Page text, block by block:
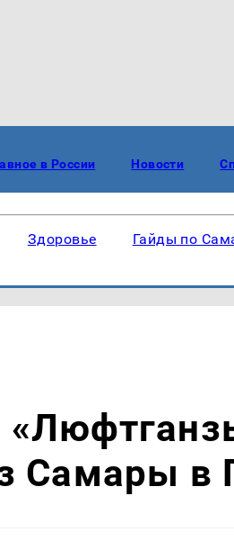
в России Новости
Здоровье Гайды по
Самары в